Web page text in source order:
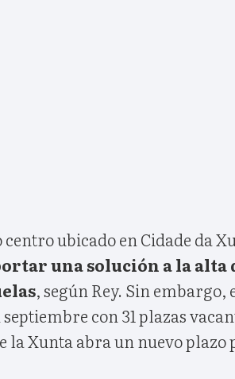
centro ubicado en Cidade da
una solución a la alta
, según Rey. Sin
con 31 plazas
la Xunta abra un nuevo